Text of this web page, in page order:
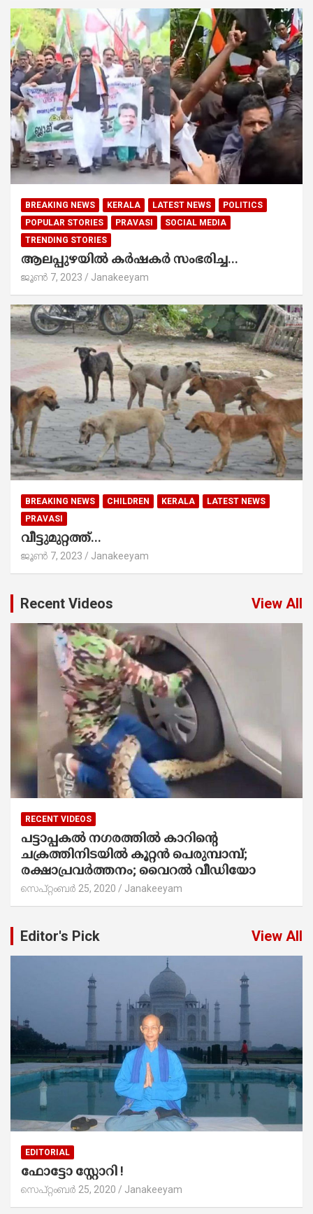
BREAKING NEWS KERALA LATEST NEWS
POLITICS
POPULAR STORIES
PRAVASI
SOCIAL MEDIA
TRENDING STORIES
ആലപ്പുഴയിൽ കർഷകർ സംഭരിച്ച...
ജൂൺ 7, 2023 Janakeeyam
BREAKING NEWS CHILDREN KERALA
LATEST NEWS
PRAVASI
വീട്ടുമുറ്റത്ത്...
ജൂൺ 7, 2023 Janakeeyam
Recent Videos View All
RECENT VIDEOS
പട്ടാപ്പകല്‍ നഗരത്തില്‍ കാറിന്റെ
ചക്രത്തിനിടയില്‍ കൂറ്റന്‍ പെരുമ്പാമ്പ്;
രക്ഷാപ്രവര്‍ത്തനം; വൈറല്‍ വീഡിയോ
സെപ്റ്റംബർ 25, 2020 Janakeeyam
Editor's Pick View All
EDITORIAL
ഫോട്ടോ സ്റ്റോറി !
സെപ്റ്റംബർ 25, 2020 Janakeeyam